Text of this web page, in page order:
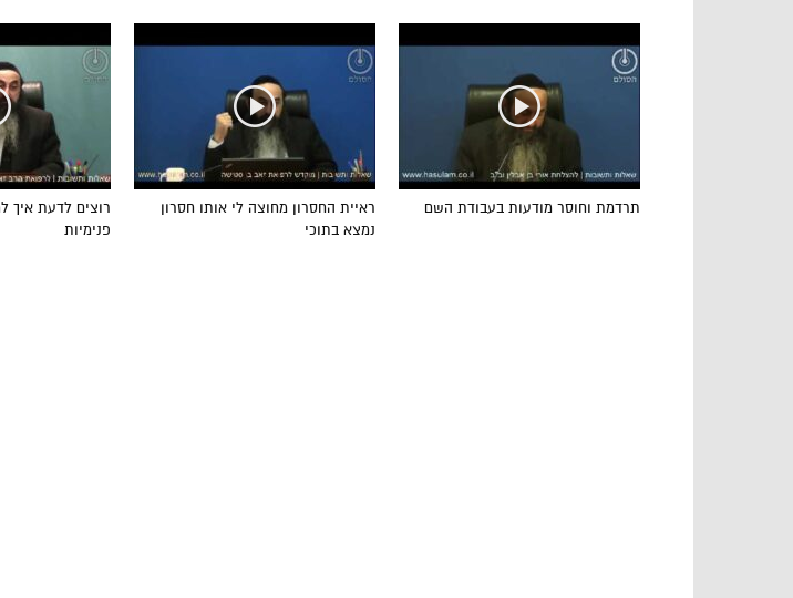
רוצים לדעת איך
פנימיות
ראיית החסרון מחוצה לי אותו חסרון
נמצא בתוכי
תרדמת וחוסר מודעות בעבודת השם